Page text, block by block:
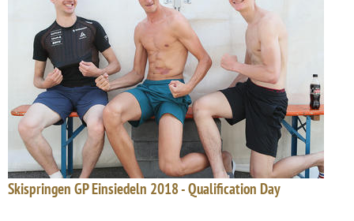
Skispringen GP Einsiedeln 2018 - Qualification Day